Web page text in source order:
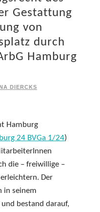
Gestattung
von
durch
Hamburg
DIERCKS
Hamburg
24 BVGa 1/24)
die – freiwillige –
erleichtern. Der
in seinem
bestand darauf,